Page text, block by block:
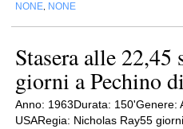
NONE NONE
Stasera alle
giorni a Pechino
Anno: 1963Durata: 150'Genere:
USARegia: Nicholas Ray55